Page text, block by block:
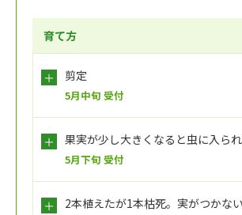
育て方
剪定
5月中旬 受付
果実が少し大きくなると虫に入られ
5月下旬 受付
2本植えたが1本枯死。実がつかない